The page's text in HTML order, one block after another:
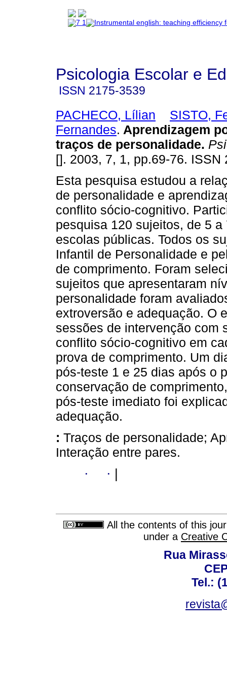
Psicologia Escolar e
ISSN 2175-3539
PACHECO, Lílian
SISTO,
Fernandes. Aprendizagem
traços de personalidade.
[]. 2003, 7, 1, pp.69-76. ISSN
Esta pesquisa estudou a
de personalidade e
conflito sócio-cognitivo.
pesquisa 120 sujeitos, de 5 a
escolas públicas. Todos os
Infantil de Personalidade e
de comprimento. Foram
sujeitos que apresentaram
personalidade foram
extroversão e adequação. O
sessões de intervenção com
conflito sócio-cognitivo em
prova de comprimento. Um
pós-teste 1 e 25 dias após o
conservação de
pós-teste imediato foi
adequação.
: Traços de personalidade;
Interação entre pares.
· ·
All the contents of this
under a Creative
Rua
Tel.: